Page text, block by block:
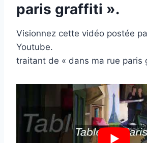
paris graffiti ».
Visionnez cette vidéo postée
Youtube.
traitant de « dans ma rue paris